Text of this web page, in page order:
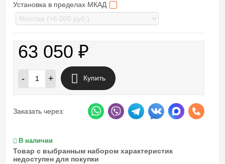
Установка в пределах МКАД
63 050 ₽
- + Купить
Заказать через:
В наличии
Товар с выбранным набором характеристик
недоступен для покупки